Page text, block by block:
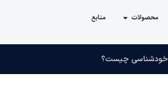
محصولات منابع
خودشناسی چیست؟